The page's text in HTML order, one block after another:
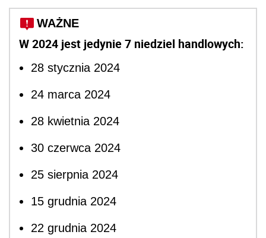
WAŻNE
W 2024 jest jedynie 7 niedziel handlowych:
28 stycznia 2024
24 marca 2024
28 kwietnia 2024
30 czerwca 2024
25 sierpnia 2024
15 grudnia 2024
22 grudnia 2024